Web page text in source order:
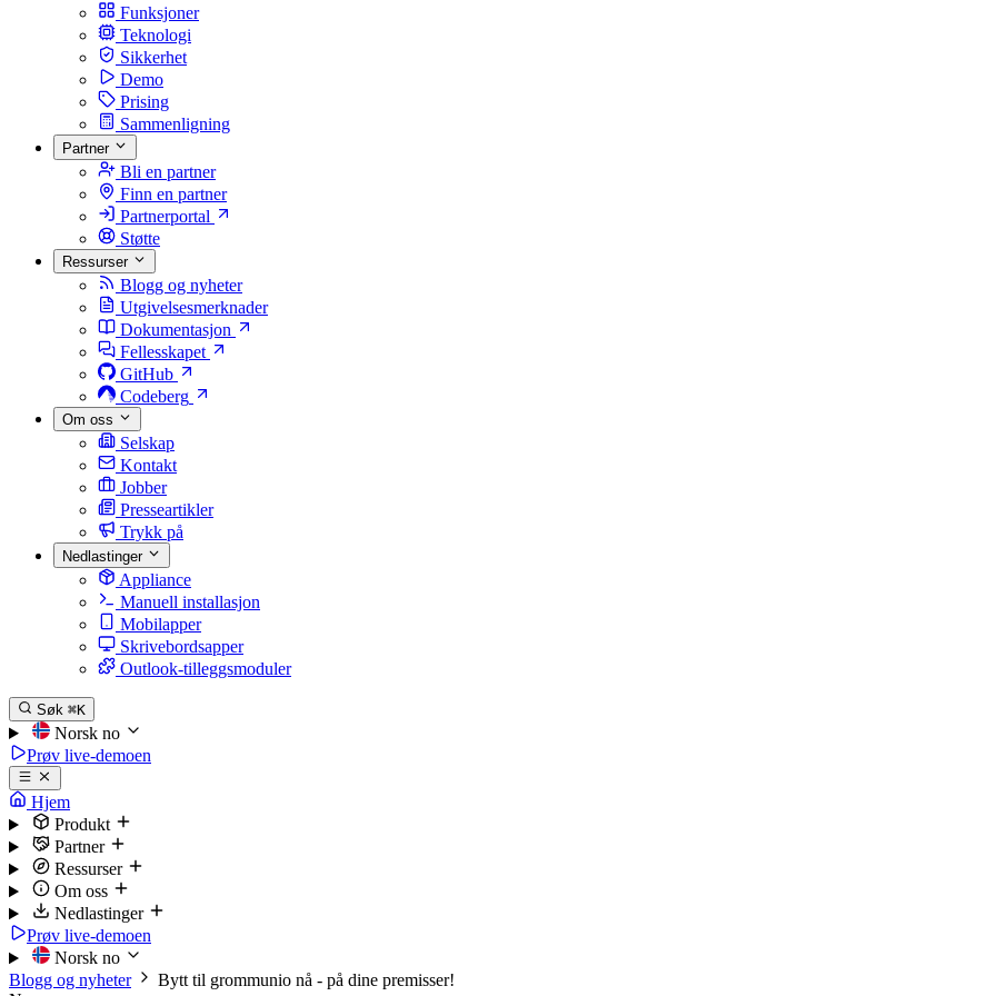
Funksjoner
Teknologi
Sikkerhet
Demo
Prising
Sammenligning
Partner
Bli en partner
Finn en partner
Partnerportal
Støtte
Ressurser
Blogg og nyheter
Utgivelsesmerknader
Dokumentasjon
Fellesskapet
GitHub
Codeberg
Om oss
Selskap
Kontakt
Jobber
Presseartikler
Trykk på
Nedlastinger
Appliance
Manuell installasjon
Mobilapper
Skrivebordsapper
Outlook-tilleggsmoduler
Søk ⌘K
Norsk no
Prøv live-demoen
Hjem
Produkt
Partner
Ressurser
Om oss
Nedlastinger
Prøv live-demoen
Norsk no
Blogg og nyheter
Bytt til grommunio nå - på dine premisser!